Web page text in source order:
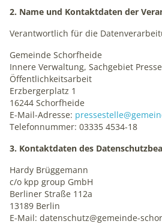
2. Name und Kontaktdaten der
Verantwortlich für die
Gemeinde Schorfheide
Innere Verwaltung, Sachgebiet
Öffentlichkeitsarbeit
Erzbergerplatz 1
16244 Schorfheide
E-Mail-Adresse:
Telefonnummer: 03335 4534-18
3. Kontaktdaten des
Hardy Brüggemann
c/o kpp group GmbH
Berliner Straße 112a
13189 Berlin
E-Mail: datenschutz@gemeinde-
Cookie Laufzeit:
mindshape Cookie
Name:
cookie_consent
Anbieter:
Speichert Ihre Cookie-
Cookie Laufzeit:
1 Jahr